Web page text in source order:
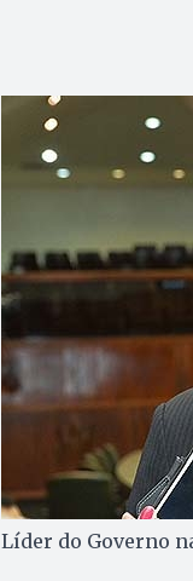
Líder do Governo